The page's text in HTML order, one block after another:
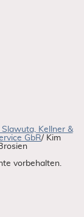
Slawuta, Kellner &
GbR/ Kim
vorbehalten.